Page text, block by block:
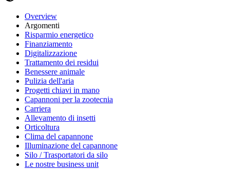
Overview
Argomenti
Risparmio energetico
Finanziamento
Digitalizzazione
Trattamento dei residui
Benessere animale
Pulizia dell'aria
Progetti chiavi in mano
Capannoni per la zootecnia
Carriera
Allevamento di insetti
Orticoltura
Clima del capannone
Illuminazione del capannone
Silo / Trasportatori da silo
Le nostre business unit